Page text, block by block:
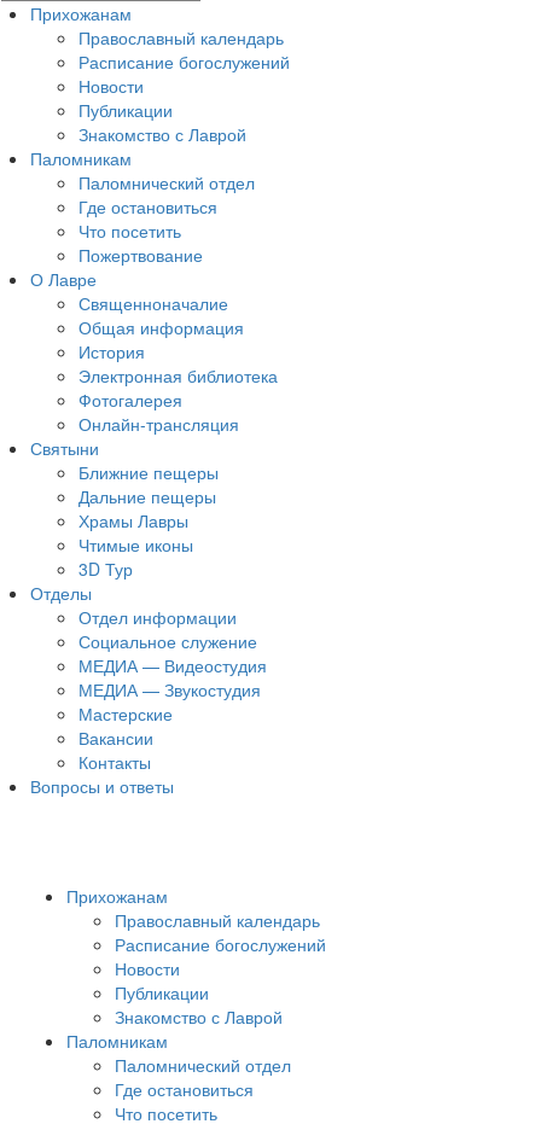
Прихожанам
Православный календарь
Расписание богослужений
Новости
Публикации
Знакомство с Лаврой
Паломникам
Паломнический отдел
Где остановиться
Что посетить
Пожертвование
О Лавре
Священноначалие
Общая информация
История
Электронная библиотека
Фотогалерея
Онлайн-трансляция
Святыни
Ближние пещеры
Дальние пещеры
Храмы Лавры
Чтимые иконы
3D Тур
Отделы
Отдел информации
Социальное служение
МЕДИА — Видеостудия
МЕДИА — Звукостудия
Мастерские
Вакансии
Контакты
Вопросы и ответы
Прихожанам
Православный календарь
Расписание богослужений
Новости
Публикации
Знакомство с Лаврой
Паломникам
Паломнический отдел
Где остановиться
Что посетить